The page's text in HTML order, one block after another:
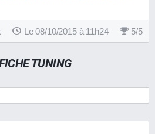
Le 08/10/2015 à 11h24 5/5
TUNING